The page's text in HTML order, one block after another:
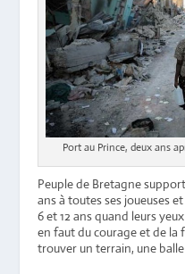
Port au Prince, deux ans
Peuple de Bretagne
ans à toutes ses joueuses
6 et 12 ans quand leurs
en faut du courage et de
trouver un terrain, une